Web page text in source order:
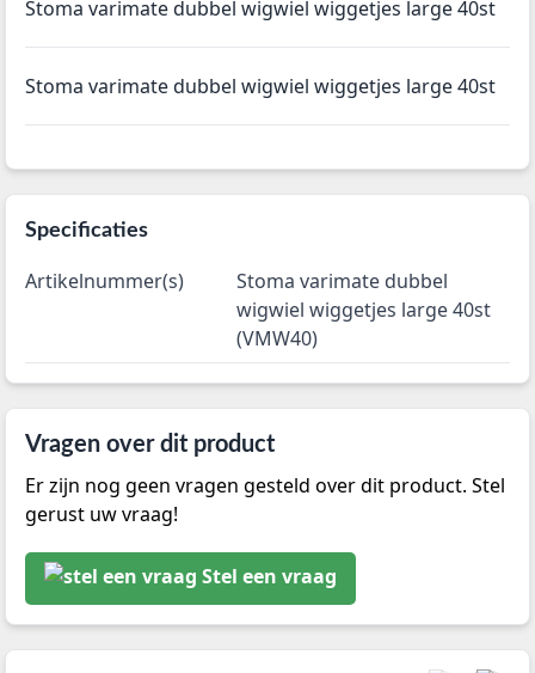
Stoma varimate dubbel wigwiel wiggetjes large 40st
Stoma varimate dubbel wigwiel wiggetjes large 40st
Specificaties
Artikelnummer(s)
Stoma varimate dubbel
wigwiel wiggetjes large 40st
(VMW40)
Vragen over dit product
Er zijn nog geen vragen gesteld over dit product. Stel
gerust uw vraag!
Stel een vraag